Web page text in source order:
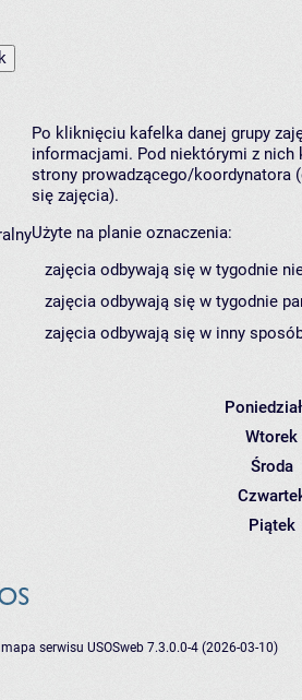
Po kliknięciu kafelka danej grupy
informacjami. Pod niektórymi z nich
strony prowadzącego/koordynatora
się zajęcia).
Użyte na planie oznaczenia:
zajęcia odbywają się w tygodnie
zajęcia odbywają się w tygodnie
zajęcia odbywają się w inny
Wtorek
Środa
Piątek
mapa serwisu USOSweb 7.3.0.0-4 (2026-03-10)